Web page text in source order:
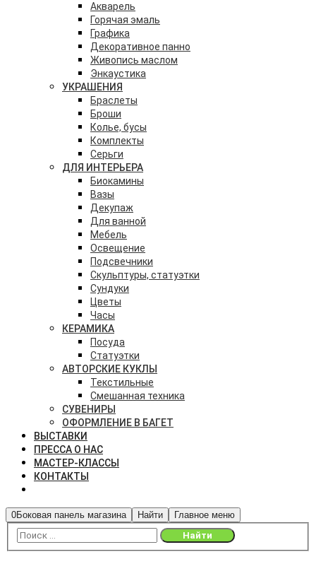
Акварель
Горячая эмаль
Графика
Декоративное панно
Живопись маслом
Энкаустика
УКРАШЕНИЯ
Браслеты
Броши
Колье, бусы
Комплекты
Серьги
ДЛЯ ИНТЕРЬЕРА
Биокамины
Вазы
Декупаж
Для ванной
Мебель
Освещение
Подсвечники
Скульптуры, статуэтки
Сундуки
Цветы
Часы
КЕРАМИКА
Посуда
Статуэтки
АВТОРСКИЕ КУКЛЫ
Текстильные
Смешанная техника
СУВЕНИРЫ
ОФОРМЛЕНИЕ В БАГЕТ
ВЫСТАВКИ
ПРЕССА О НАС
МАСТЕР-КЛАССЫ
КОНТАКТЫ
0Боковая панель магазина Найти Главное меню